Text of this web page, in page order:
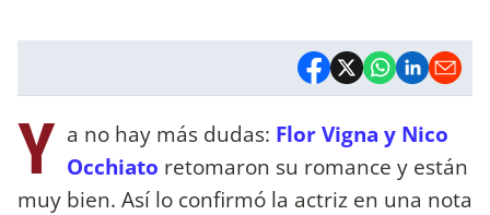
Y a no hay más dudas: Flor Vigna y Nico
Occhiato retomaron su romance y están
muy bien. Así lo confirmó la actriz en una nota